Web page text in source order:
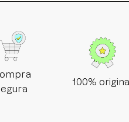
100%